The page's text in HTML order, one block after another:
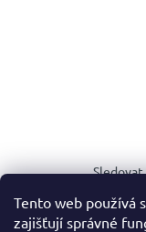
Tento web používá
zajišťují správné
Sledovat